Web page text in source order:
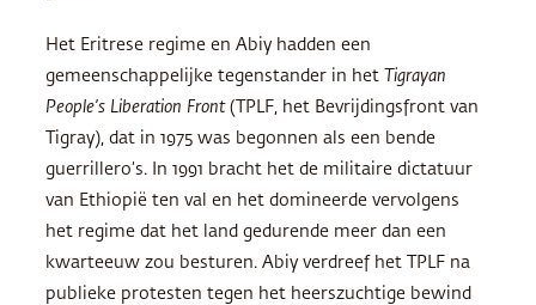
Het Eritrese regime en Abiy hadden een
gemeenschappelijke tegenstander in het Tigrayan
People’s Liberation Front (TPLF, het Bevrijdingsfront van
Tigray), dat in 1975 was begonnen als een bende
guerrillero’s. In 1991 bracht het de militaire dictatuur
van Ethiopië ten val en het domineerde vervolgens
het regime dat het land gedurende meer dan een
kwarteeuw zou besturen. Abiy verdreef het TPLF na
publieke protesten tegen het heerszuchtige bewind